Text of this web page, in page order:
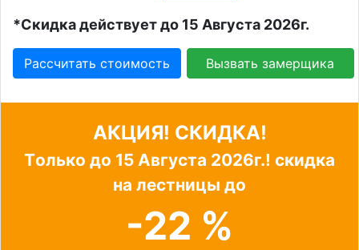
*Скидка действует до 15 Августа 2026г.
Рассчитать стоимость Вызвать замерщика
АКЦИЯ! СКИДКА!
Tолько до 15 Августа 2026г.! скидка
на лестницы до
-22 %